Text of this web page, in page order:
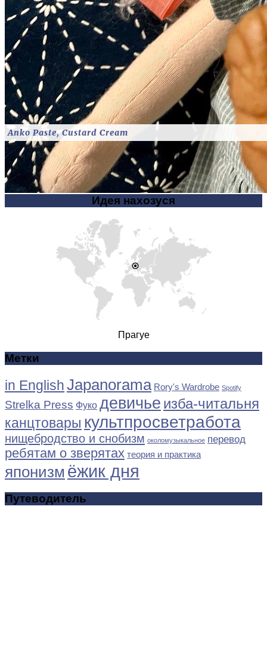
Anko Paste, Custard Cream
Идея нахозуся
Прагуе
Метки
in EnglishJapanorama Rory's Wardrobe Spotify
Strelka Press Фуко девичье изба-читальня
канцтовары культпросветработа
нищебродство и снобизм околомузыкальное перевод
ребятам о зверятах теория и практика
японизм ёжик дня
Путеводитель